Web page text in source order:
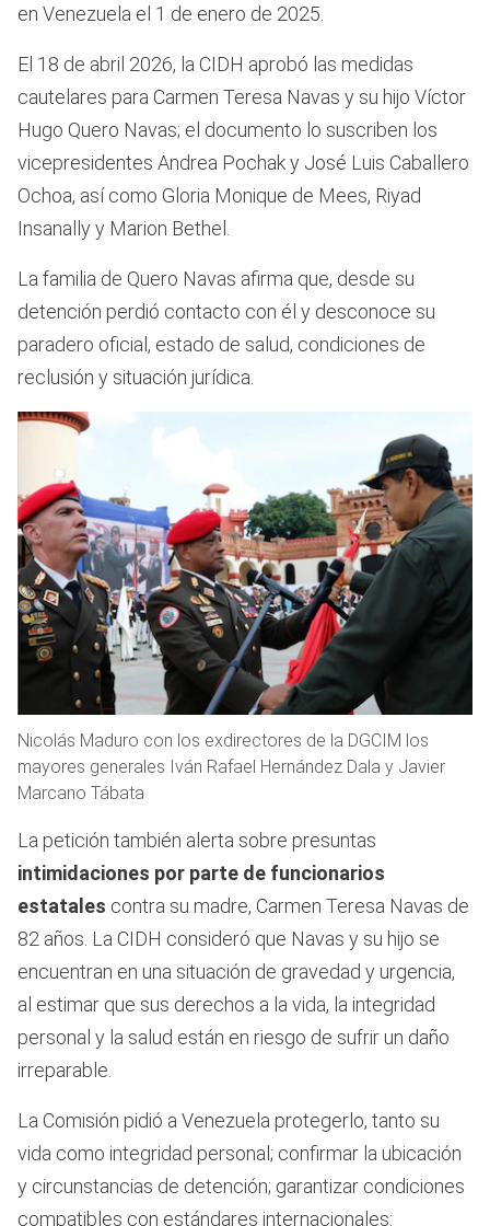
en Venezuela el 1 de enero de 2025.
El 18 de abril 2026, la CIDH aprobó las medidas
cautelares para Carmen Teresa Navas y su hijo Víctor
Hugo Quero Navas; el documento lo suscriben los
vicepresidentes Andrea Pochak y José Luis Caballero
Ochoa, así como Gloria Monique de Mees, Riyad
Insanally y Marion Bethel.
La familia de Quero Navas afirma que, desde su
detención perdió contacto con él y desconoce su
paradero oficial, estado de salud, condiciones de
reclusión y situación jurídica.
Nicolás Maduro con los exdirectores de la DGCIM los
mayores generales Iván Rafael Hernández Dala y Javier
Marcano Tábata
La petición también alerta sobre presuntas
intimidaciones por parte de funcionarios
estatales contra su madre, Carmen Teresa Navas de
82 años. La CIDH consideró que Navas y su hijo se
encuentran en una situación de gravedad y urgencia,
al estimar que sus derechos a la vida, la integridad
personal y la salud están en riesgo de sufrir un daño
irreparable.
La Comisión pidió a Venezuela protegerlo, tanto su
vida como integridad personal; confirmar la ubicación
y circunstancias de detención; garantizar condiciones
compatibles con estándares internacionales: